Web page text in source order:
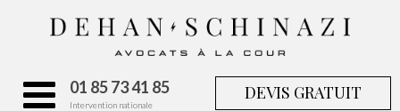
01 85 73 41 85
Intervention nationale
DEVIS GRATUIT